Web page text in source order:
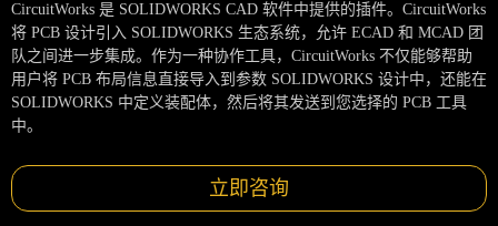
CircuitWorks 是 SOLIDWORKS CAD 软件中提供的插件。CircuitWorks
将 PCB 设计引入 SOLIDWORKS 生态系统，允许 ECAD 和 MCAD 团
队之间进一步集成。作为一种协作工具，CircuitWorks 不仅能够帮助
用户将 PCB 布局信息直接导入到参数 SOLIDWORKS 设计中，还能在
SOLIDWORKS 中定义装配体，然后将其发送到您选择的 PCB 工具
中。
立即咨询